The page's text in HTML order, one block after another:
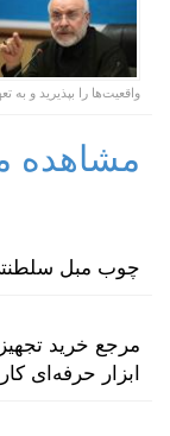
واقعیت‌ها را بپذیرید و به
مشاهده
چوب مبل
مرجع خرید
ابزار حرفه‌ای